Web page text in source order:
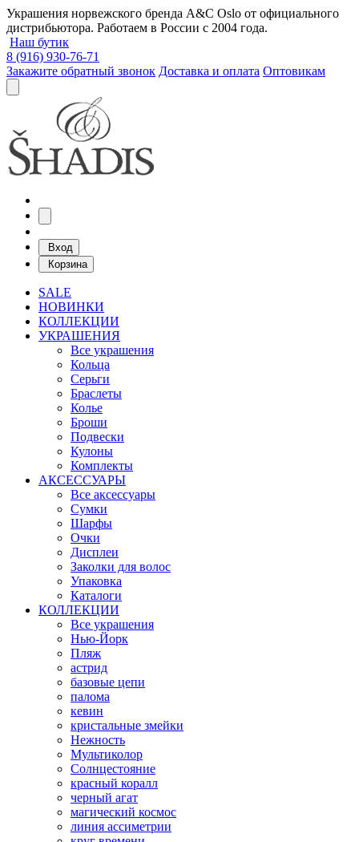
Украшения норвежского бренда A&C Oslo от официального
дистрибьютора. Работаем в России с 2004 года.
Наш бутик
8 (916) 930-76-71
Закажите обратный звонок Доставка и оплата Оптовикам
Вход
Корзина
SALE
НОВИНКИ
КОЛЛЕКЦИИ
УКРАШЕНИЯ
Все украшения
Кольца
Серьги
Браслеты
Колье
Броши
Подвески
Кулоны
Комплекты
АКСЕССУАРЫ
Все аксессуары
Сумки
Шарфы
Очки
Дисплеи
Заколки для волос
Упаковка
Каталоги
КОЛЛЕКЦИИ
Все украшения
Нью-Йорк
Пляж
астрид
базовые цепи
палома
кевин
кристальные змейки
Нежность
Мультиколор
Солнцестояние
красный коралл
черный агат
магический космос
линия ассиметрии